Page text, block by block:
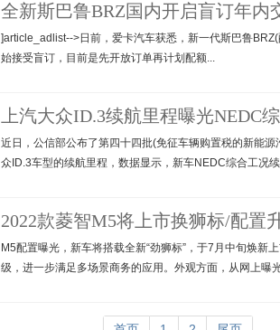
全新斯巴鲁BRZ国内开启盲订年内
]article_adlist-->日前，爱卡汽车获悉，新一代斯巴鲁
始接受盲订，目前是先开放订单再计划配额...
上汽大众ID.3续航里程曝光NEDC
近日，公信部公布了第四十四批(免征车辆购置税的新能
众ID.3车型的续航里程，数据显示，新车NEDC综合工况
2022款菱智M5将上市换狮标/配置
M5配置曝光，新车将搭载全新“劲狮标”，于7月中旬焕新
级，进一步满足多场景商务的应用。外观方面，从网上曝